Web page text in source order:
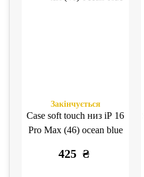
Закінчується
Case soft touch низ iP 16
Pro Max (46) ocean blue
425 ₴